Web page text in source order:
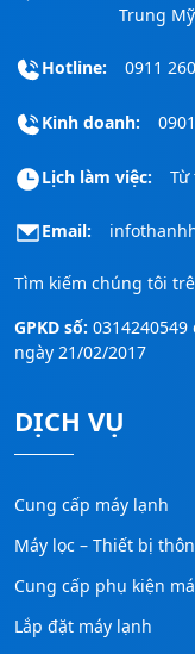
Trung Mỹ
Hotline: 0911
Kinh doanh:
Lịch làm việc: Từ
Email:
Tìm kiếm chúng tôi
GPKD số: 0314240549
ngày 21/02/2017
DỊCH VỤ
Cung cấp máy lạnh
Máy lọc – Thiết bị
Cung cấp phụ kiện
Lắp đặt máy lạnh